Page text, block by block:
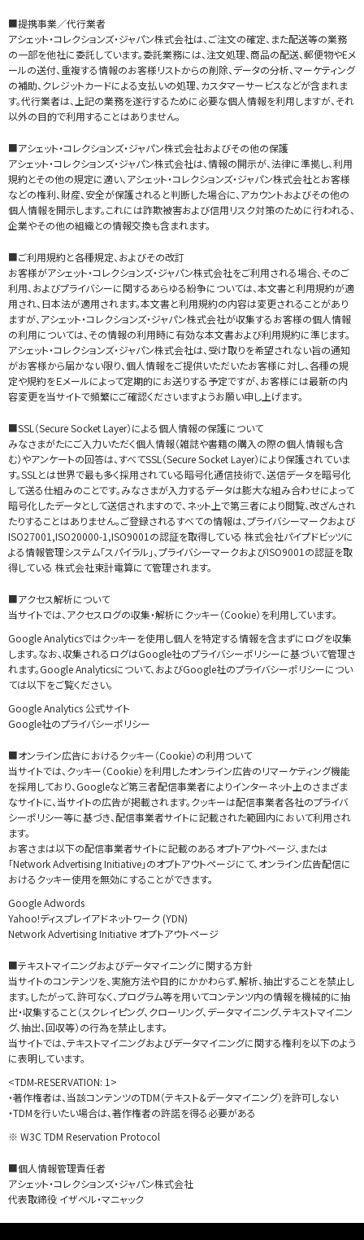
■提携事業／代行業者
アシェット・コレクションズ・ジャパン株式会社は、ご注文の確定、また配送等の業務
の一部を他社に委託しています。委託業務には、注文処理、商品の配送、郵便物やEメ
ールの送付、重複する情報のお客様リストからの削除、データの分析、マーケティング
の補助、クレジットカードによる支払いの処理、カスタマーサービスなどが含まれま
す。代行業者は、上記の業務を遂行するために必要な個人情報を利用しますが、それ
以外の目的で利用することはありません。
■アシェット・コレクションズ・ジャパン株式会社およびその他の保護
アシェット・コレクションズ・ジャパン株式会社は、情報の開示が、法律に準拠し、利用
規約とその他の規定に適い、アシェット・コレクションズ・ジャパン株式会社とお客様
などの権利、財産、安全が保護されると判断した場合に、アカウントおよびその他の
個人情報を開示します。これには詐欺被害および信用リスク対策のために行われる、
企業やその他の組織との情報交換も含まれます。
■ご利用規約と各種規定、およびその改訂
お客様がアシェット・コレクションズ・ジャパン株式会社をご利用される場合、そのご
利用、およびプライバシーに関するあらゆる紛争については、本文書と利用規約が適
用され、日本法が適用されます。本文書と利用規約の内容は変更されることがあり
ますが、アシェット・コレクションズ・ジャパン株式会社が収集するお客様の個人情報
の利用については、その情報の利用時に有効な本文書および利用規約に準じます。
アシェット・コレクションズ・ジャパン株式会社は、受け取りを希望されない旨の通知
がお客様から届かない限り、個人情報をご提供いただいたお客様に対し、各種の規
定や規約をＥメールによって定期的にお送りする予定ですが、お客様には最新の内
容変更を当サイトで頻繁にご確認くださいますようお願い申し上げます。
■SSL（Secure Socket Layer）による個人情報の保護について
みなさまがたにご入力いただく個人情報（雑誌や書籍の購入の際の個人情報も含
む）やアンケートの回答は、すべてSSL（Secure Socket Layer）により保護されていま
す。SSLとは世界で最も多く採用されている暗号化通信技術で、送信データを暗号化
して送る仕組みのことです。みなさまが入力するデータは膨大な組み合わせによって
暗号化したデータとして送信されますので、ネット上で第三者により閲覧、改ざんされ
たりすることはありません。ご登録されるすべての情報は、プライバシーマークおよび
ISO27001,ISO20000-1,ISO9001の認証を取得している 株式会社パイプドビッツに
よる情報管理システム「スパイラル」、プライバシーマークおよびISO9001の認証を取
得している 株式会社東計電算にて管理されます。
■アクセス解析について
当サイトでは、アクセスログの収集・解析にクッキー（Cookie）を利用しています。
Google Analyticsではクッキーを使用し個人を特定する情報を含まずにログを収集
します。なお、収集されるログはGoogle社のプライバシーポリシーに基づいて管理さ
れます。Google Analyticsについて、およびGoogle社のプライバシーポリシーについ
ては以下をご覧ください。
Google Analytics 公式サイト
Google社のプライバシーポリシー
■オンライン広告におけるクッキー（Cookie）の利用ついて
当サイトでは、クッキー（Cookie）を利用したオンライン広告のリマーケティング機能
を採用しており、Googleなど第三者配信事業者によりインターネット上のさまざま
なサイトに、当サイトの広告が掲載されます。クッキーは配信事業者各社のプライバ
シーポリシー等に基づき、配信事業者サイトに記載された範囲内において利用され
ます。
お客さまは以下の配信事業者サイトに記載のあるオプトアウトページ、または
「Network Advertising Initiative」のオプトアウトページにて、オンライン広告配信に
おけるクッキー使用を無効にすることができます。
Google Adwords
Yahoo!ディスプレイアドネットワーク (YDN)
Network Advertising Initiative オプトアウトページ
■テキストマイニングおよびデータマイニングに関する方針
当サイトのコンテンツを、実施方法や目的にかかわらず、解析、抽出することを禁止し
ます。したがって、許可なく、プログラム等を用いてコンテンツ内の情報を機械的に抽
出・収集すること（スクレイピング、クローリング、データマイニング、テキストマイニン
グ、抽出、回収等）の行為を禁止します。
当サイトでは、テキストマイニングおよびデータマイニングに関する権利を以下のよう
に表明しています。
<TDM-RESERVATION: 1>
・著作権者は、当該コンテンツのTDM（テキスト&データマイニング）を許可しない
・TDMを行いたい場合は、著作権者の許諾を得る必要がある
※ W3C TDM Reservation Protocol
■個人情報管理責任者
アシェット・コレクションズ・ジャパン株式会社
代表取締役 イザベル・マニャック